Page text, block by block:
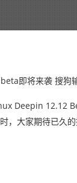
即将来袭 搜狗
Deepin 12.12
，大家期待已久